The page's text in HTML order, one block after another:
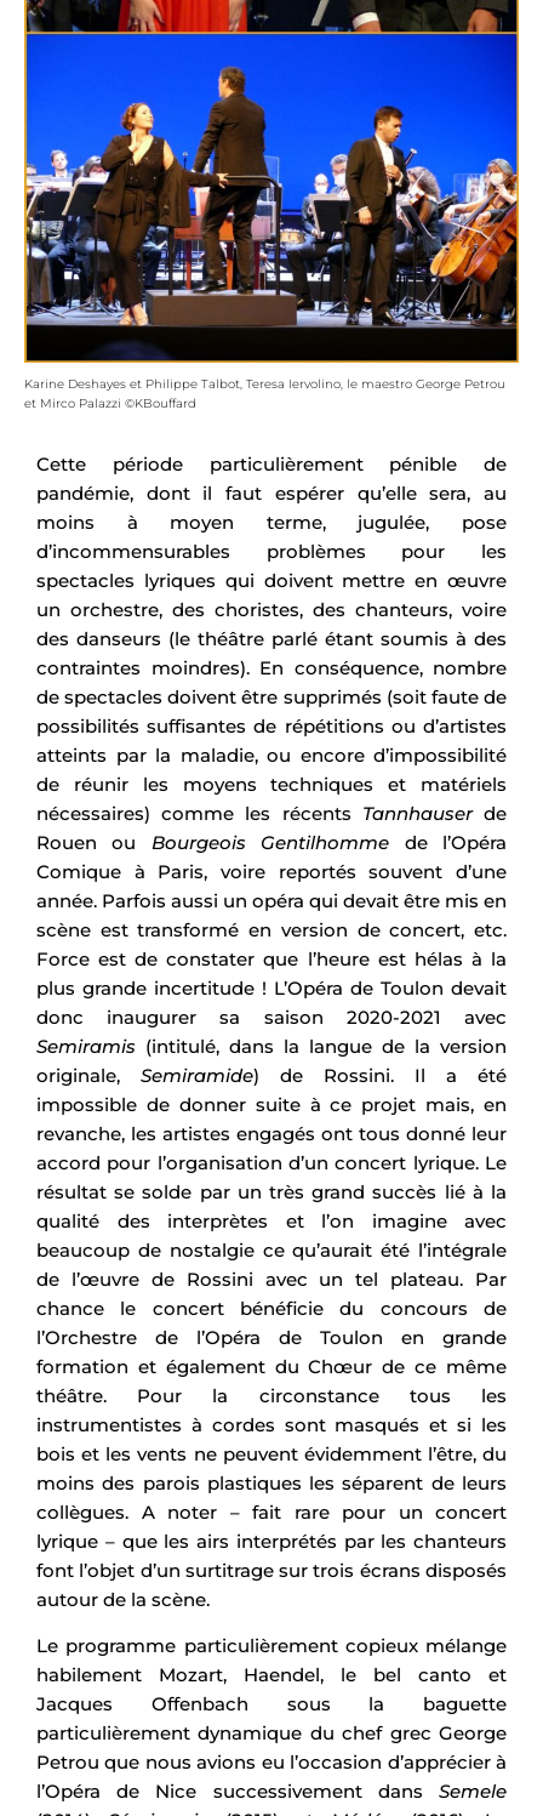
Karine Deshayes et Philippe Talbot, Teresa Iervolino, le maestro George Petrou
et Mirco Palazzi ©KBouffard
Cette période particulièrement pénible de
pandémie, dont il faut espérer qu’elle sera, au
moins à moyen terme, jugulée, pose
d’incommensurables problèmes pour les
spectacles lyriques qui doivent mettre en œuvre
un orchestre, des choristes, des chanteurs, voire
des danseurs (le théâtre parlé étant soumis à des
contraintes moindres). En conséquence, nombre
de spectacles doivent être supprimés (soit faute de
possibilités suffisantes de répétitions ou d’artistes
atteints par la maladie, ou encore d’impossibilité
de réunir les moyens techniques et matériels
nécessaires) comme les récents Tannhauserde
Rouen ou Bourgeois Gentilhomme de l’Opéra
Comique à Paris, voire reportés souvent d’une
année. Parfois aussi un opéra qui devait être mis en
scène est transformé en version de concert, etc.
Force est de constater que l’heure est hélas à la
plus grande incertitude ! L’Opéra de Toulon devait
donc inaugurer sa saison 2020-2021 avec
Semiramis (intitulé, dans la langue de la version
originale, Semiramide) de Rossini. Il a été
impossible de donner suite à ce projet mais, en
revanche, les artistes engagés ont tous donné leur
accord pour l’organisation d’un concert lyrique. Le
résultat se solde par un très grand succès lié à la
qualité des interprètes et l’on imagine avec
beaucoup de nostalgie ce qu’aurait été l’intégrale
de l’œuvre de Rossini avec un tel plateau. Par
chance le concert bénéficie du concours de
l’Orchestre de l’Opéra de Toulon en grande
formation et également du Chœur de ce même
théâtre. Pour la circonstance tous les
instrumentistes à cordes sont masqués et si les
bois et les vents ne peuvent évidemment l’être, du
moins des parois plastiques les séparent de leurs
collègues. A noter – fait rare pour un concert
lyrique – que les airs interprétés par les chanteurs
font l’objet d’un surtitrage sur trois écrans disposés
autour de la scène.
Le programme particulièrement copieux mélange
habilement Mozart, Haendel, le bel canto et
Jacques Offenbach sous la baguette
particulièrement dynamique du chef grec George
Petrou que nous avions eu l’occasion d’apprécier à
l’Opéra de Nice successivement dans Semele